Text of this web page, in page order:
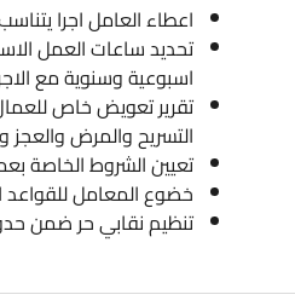
اعطاء العامل اجرا
تحديد ساعات العمل
اسبوعية وسنوية مع
تقرير تعويض خاص
التسريح والمرض والعجز
تعيين الشروط الخاصة
خضوع المعامل للقواعد
تنظيم نقابي حر ضمن